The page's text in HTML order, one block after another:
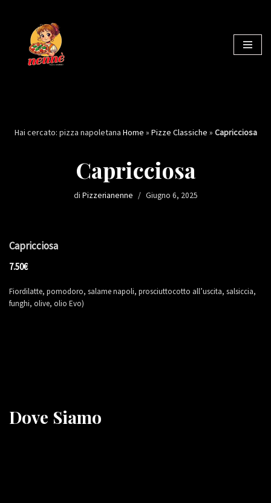
contenuto
Hai cercato: pizza napoletana Home » Pizze Classiche » Capricciosa
Capricciosa
di Pizzerianenne Giugno 6, 2025
Capricciosa
7.50€
Fiordilatte, pomodoro, salame napoli, prosciuttocotto all’uscita, salsiccia,
funghi, olive, olio Evo)
Dove Siamo